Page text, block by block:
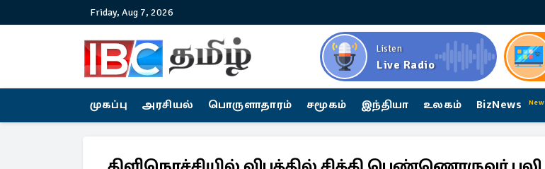
Friday, Aug 7, 2026
Listen
Live Radio
முகப்பு அரசியல் பொருளாதாரம் சமூகம் இந்தியா உலகம் BizNews New